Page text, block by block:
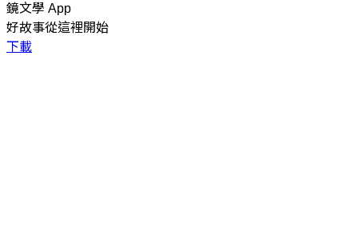
鏡文學 App
好故事從這裡開始
下載